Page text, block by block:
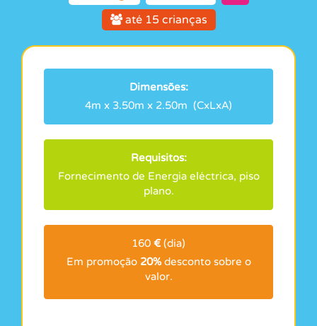
até 15 crianças
Dimensões:
4m x 3.50m x 2.50m (CxLxA)
Requisitos:
Fornecimento de Energia eléctrica, piso
plano.
160 € (dia)
Em promoção 20%desconto sobre o
valor.